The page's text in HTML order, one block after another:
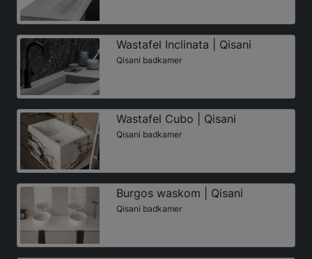
Wastafel Inclinata | Qisani
Qisani badkamer
Wastafel Cubo | Qisani
Qisani badkamer
Burgos waskom | Qisani
Qisani badkamer